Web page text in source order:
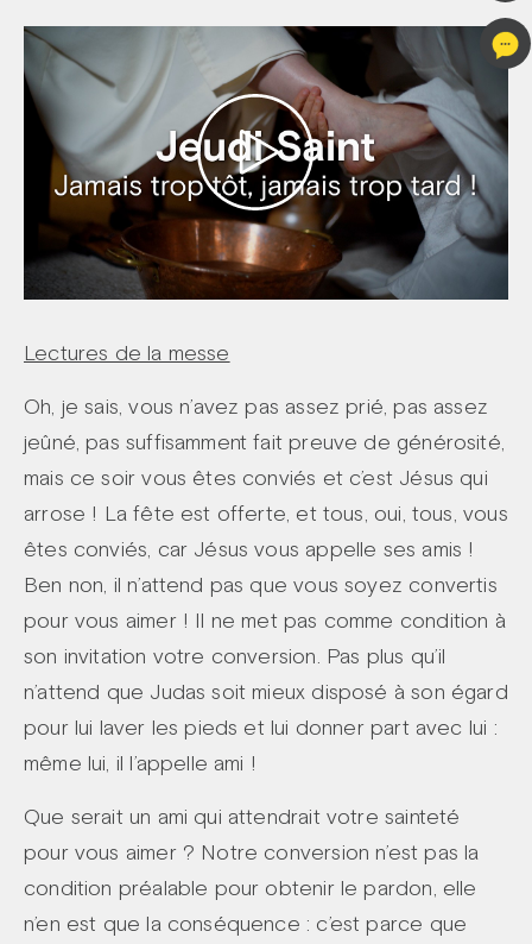
Lectures de la messe
Oh, je sais, vous n’avez pas assez prié, pas assez
jeûné, pas suffisamment fait preuve de générosité,
mais ce soir vous êtes conviés et c’est Jésus qui
arrose ! La fête est offerte, et tous, oui, tous, vous
êtes conviés, car Jésus vous appelle ses amis !
Ben non, il n’attend pas que vous soyez convertis
pour vous aimer ! Il ne met pas comme condition à
son invitation votre conversion. Pas plus qu’il
n’attend que Judas soit mieux disposé à son égard
pour lui laver les pieds et lui donner part avec lui :
même lui, il l’appelle ami !
Que serait un ami qui attendrait votre sainteté
pour vous aimer ? Notre conversion n’est pas la
condition préalable pour obtenir le pardon, elle
n’en est que la conséquence : c’est parce que